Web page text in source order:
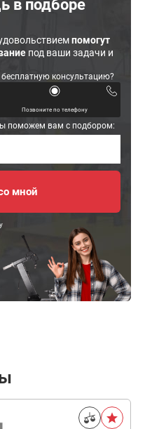
в подборе
помогут
под ваши задачи и
консультацию?
Позвоните по телефону
поможем вам с подбором: